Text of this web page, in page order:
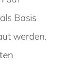
Basis
werden.